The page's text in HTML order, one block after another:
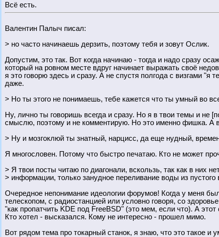
Всё есть.
Валентин Палыч писал:
> но часто начинаешь дерзить, поэтому тебя и зовут Ослик.
Допустим, это так. Вот когда начинаю - тогда и надо сразу
который на ровном месте вдруг начинает выражать своё
я это говорю здесь и сразу. А не спустя полгода с визгами
даже.
> Но ты этого не понимаешь, тебе кажется что ты умный во
Ну, лично ты говоришь всегда и сразу. Но я в твои темы и не
смыслю, поэтому и не комментирую. Но это именно фишка. А
> Ну и мозгоклюй ты знатный, нарцисс, да еще нудный,
Я многословен. Потому что быстро печатаю. Кто не может
> Я твои посты читаю по диагонали, вскользь, так как в них
> информации, только занудное переливание воды из пустого
Очередное непонимание идеологии форумов! Когда у меня
телескопом, с радиостанцией или условно говоря, со
"как пропатчить KDE под FreeBSD" (это мем, если что). А
Кто хотел - высказался. Кому не интересно - прошел мимо.
Вот рядом тема про токарный станок, я знаю, что это такое